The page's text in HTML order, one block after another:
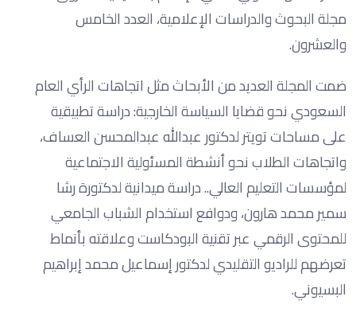
مجلة البحوث والدراسات الإعلامية، العدد الخامس
والعشرون.
ضمت المجلة العديد من الأبحاث مثل اتجاهات الرأي العام
السعودي نحو قضايا السياسة الخارجية: دراسة تطبيقية
على مساحات تويتر لدكتور عبدالله عبدالمحسن العساف،
واتجاهات الطلاب نحو أنشطة المسئولية الاجتماعية
لمؤسسات التعليم العالي.. دراسة ميدانية لدكتورة رشا
سمير محمد هارون، ودوافع استخدام الشباب الجامعي
للمحتوى الرقمي عبر تقنية البودكاست وعلاقته بأنماط
تعرضهم للراديو التقليدي لدكتور إسماعيل محمد إبراهيم
البسيوني.